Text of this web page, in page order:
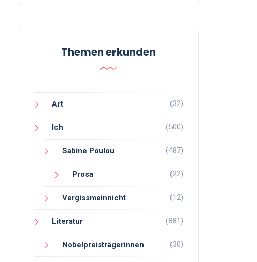
Themen erkunden
Art (32)
Ich (500)
Sabine Poulou (487)
Prosa (22)
Vergissmeinnicht (12)
Literatur (881)
Nobelpreisträgerinnen (30)